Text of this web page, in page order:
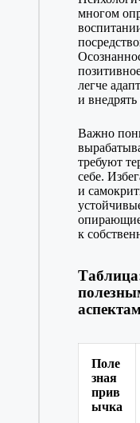
многом
легче
и
Важно
требуют
себе.
и
к
Поле
зная
прив
ычка